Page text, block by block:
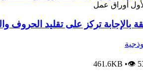
أوراق عمل
بالإجابة تركز على تقليد الحروف
461.6KB •👁